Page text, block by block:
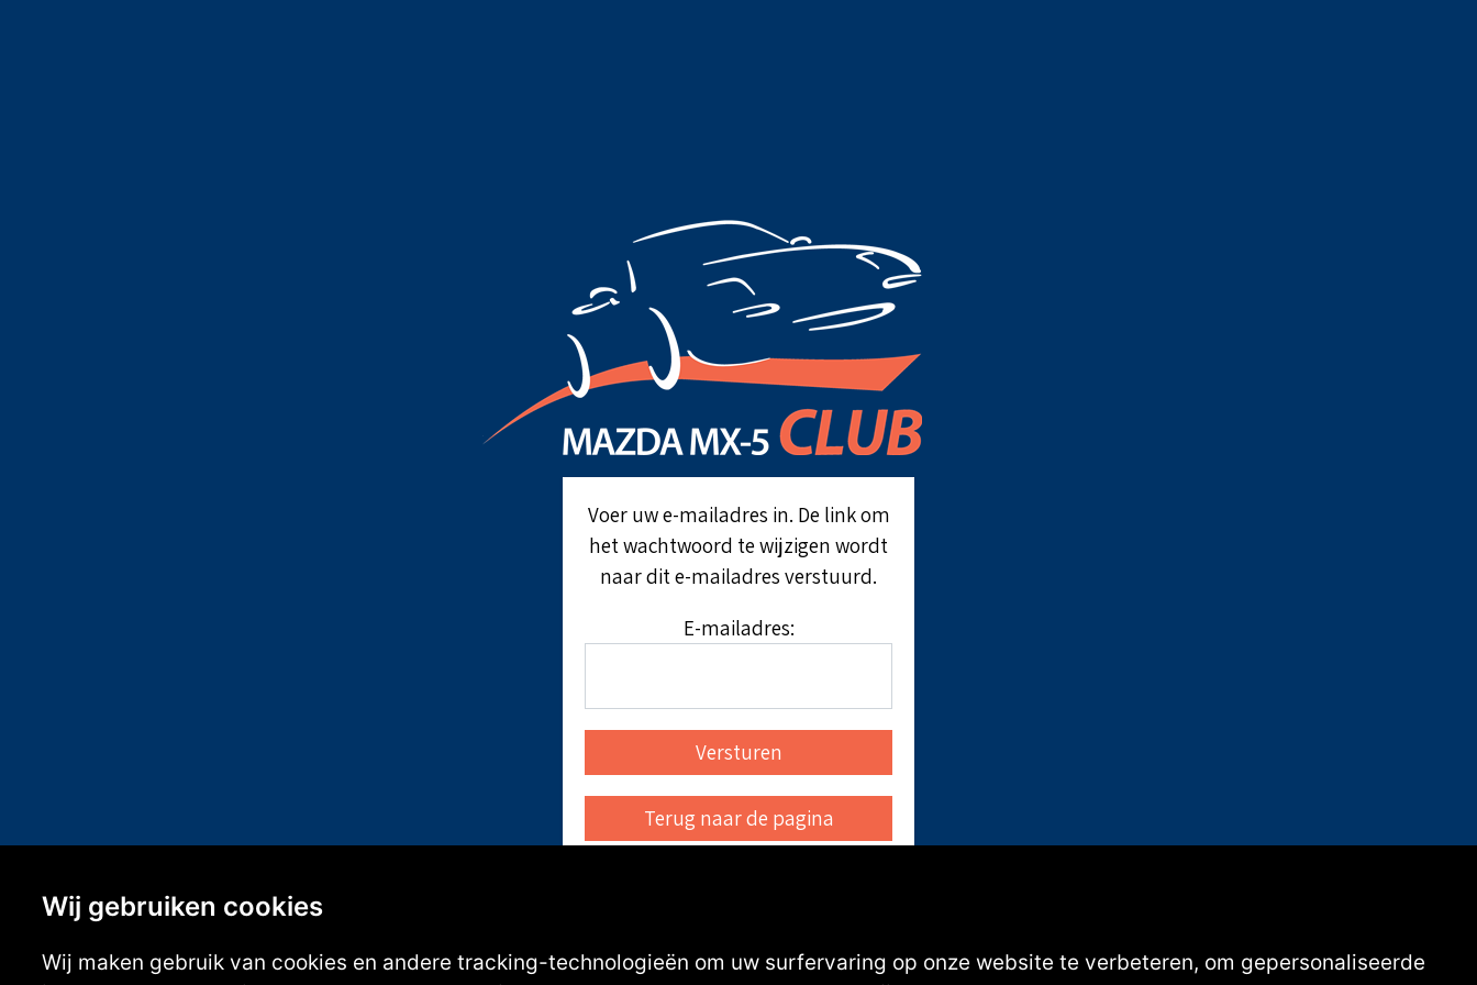
Voer uw e-mailadres in. De link om
het wachtwoord te wijzigen wordt
naar dit e-mailadres verstuurd.
E-mailadres:
Wij gebruiken cookies
Wij maken gebruik van cookies en andere tracking-technologieën om uw surfervaring op onze website te verbeteren, om gepersonaliseerde